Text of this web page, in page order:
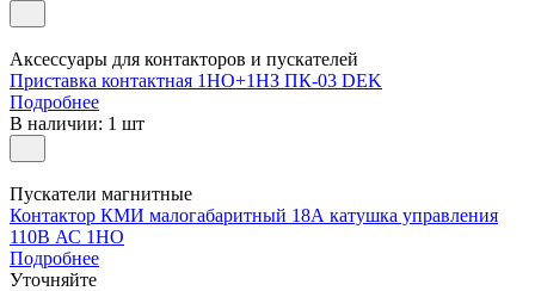
Аксессуары для контакторов и пускателей
Приставка контактная 1НО+1НЗ ПК-03 DEK
Подробнее
В наличии: 1 шт
Пускатели магнитные
Контактор КМИ малогабаритный 18А катушка управления
110В АС 1НО
Подробнее
Уточняйте